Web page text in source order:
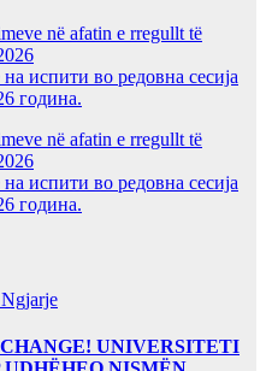
në afatin e rregullt të
во редовна сесија
година.
në afatin e rregullt të
во редовна сесија
година.
UNIVERSITETI